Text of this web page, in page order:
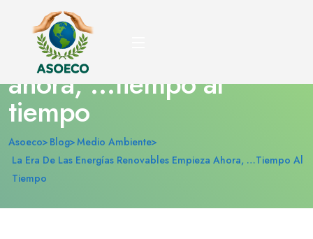
La era de las energías
renovables empieza
ahora, …tiempo al
tiempo
Asoeco Blog Medio Ambiente
La Era De Las Energías Renovables Empieza Ahora, …tiempo Al
Tiempo